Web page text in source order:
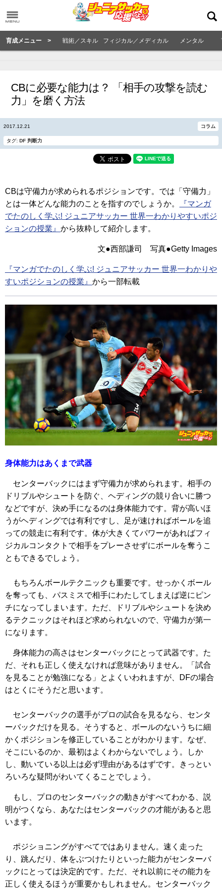
育成メニュー > 戦術／スキル フィジカル／メディカル メンタル
CBに必要な能力は？ 「相手の攻撃を読む
力」を磨く方法
2017.12.21 コラム
タグ: DF 判断力
CBは守備力が求められるポジションです。では「守備力」
とは一体どんな能力のことを指すのでしょうか。
『マンガ
でたのしく学ぶ! ジュニアサッカー 世界一わかりやすいポジ
ションの授業』 から抜粋して紹介します。
文●西部謙司 写真●Getty Images
『マンガでたのしく学ぶ! ジュニアサッカー 世界一わかりや
すいポジションの授業』 から一部転載
身体能力はあくまで武器
センターバックにはまず守備力が求められます。相手の
ドリブルやシュートを防ぐ、ヘディングの競り合いに勝つ
などですが、決め手になるのは身体能力です。背が高いほ
うがヘディングでは有利ですし、足が速ければボールを追
っての競走に有利です。体が大きくてパワーがあればフィ
ジカルコンタクトで相手をプレーさせずにボールを奪うこ
ともできるでしょう。
もちろんボールテクニックも重要です。せっかくボール
を奪っても、パスミスで相手にわたしてしまえば逆にピン
チになってしまいます。ただ、ドリブルやシュートを決め
るテクニックはそれほど求められないので、守備力が第一
になります。
身体能力の高さはセンターバックにとって武器です。た
だ、それも正しく使えなければ意味がありません。「試合
を見ることが勉強になる」とよくいわれますが、DFの場合
はとくにそうだと思います。
センターバックの選手がプロの試合を見るなら、センタ
ーバックだけを見る。そうすると、ボールのないうちに細
かくポジションを修正していることがわかります。なぜ、
そこにいるのか、最初はよくわからないでしょう。しか
し、動いている以上は必ず理由があるはずです。きっとい
ろいろな疑問がわいてくることでしょう。
もし、プロのセンターバックの動きがすべてわかる、説
明がつくなら、あなたはセンターバックの才能があると思
います。
ポジショニングがすべてではありません。速く走った
り、跳んだり、体をぶつけたりといった能力がセンターバ
ックにとっては決定的です。ただ、それ以前にその能力を
正しく使えるほうが重要かもしれません。センターバック